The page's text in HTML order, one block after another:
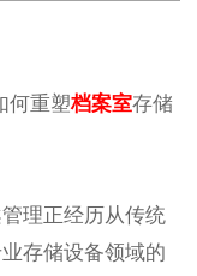
何重塑档案室存储
理正经历从传统
存储设备领域的